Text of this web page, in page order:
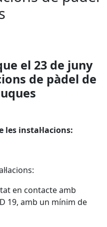
el 23 de juny
de pàdel de
les instal·lacions:
en contacte amb
19, amb un mínim de